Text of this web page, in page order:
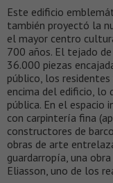
Este edificio
también proyectó la
el mayor centro
700 años. El tejado
36.000 piezas
público, los
encima del edificio, lo
pública. En el espacio
con carpintería fina
constructores de
obras de arte
guardarropía, una
Eliasson, uno de los